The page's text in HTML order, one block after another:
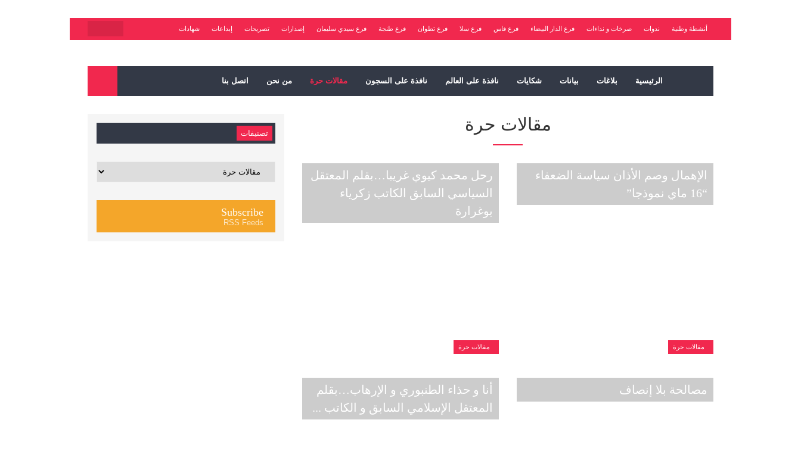
أنشطة وطنية ندوات صرخات و نداءات فرع الدار البيضاء فرع فاس فرع سلا فرع تطوان فرع طنجة فرع سيدي سليمان إصدارات تصريحات إبداعات شهادات
الرئيسية بلاغات بيانات شكايات نافذة على العالم نافذة على السجون مقالات حرة من نحن اتصل بنا
مقالات حرة
مقالات حرة
الإهمال وصم الأذان سياسة الضعفاء
“16 ماي نموذجا”
مقالات حرة
رحل محمد كيوي غريبا…بقلم المعتقل
السياسي السابق الكاتب زكرياء
بوغرارة
مصالحة بلا إنصاف
أنا و حذاء الطنبوري و الإرهاب…بقلم
المعتقل الإسلامي السابق و الكاتب ...
تصنيفات
تصنيفات
Subscribe
RSS Feeds